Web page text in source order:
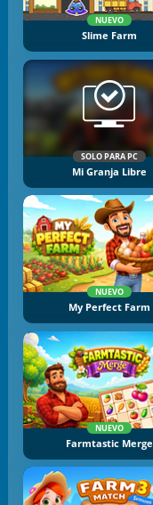
NUEVO
Slime Farm
SOLO PARA PC
Mi Granja Libre
NUEVO
My Perfect Farm
NUEVO
Farmtastic Merge